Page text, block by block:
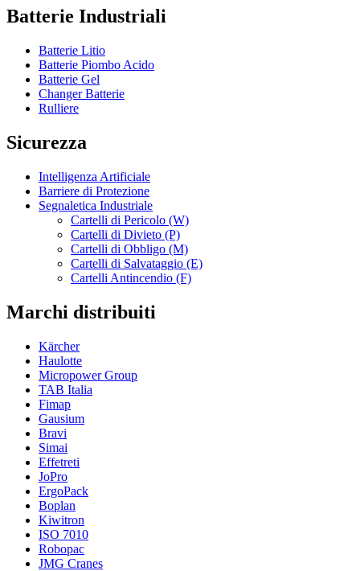
Batterie Industriali
Batterie Litio
Batterie Piombo Acido
Batterie Gel
Changer Batterie
Rulliere
Sicurezza
Intelligenza Artificiale
Barriere di Protezione
Segnaletica Industriale
Cartelli di Pericolo (W)
Cartelli di Divieto (P)
Cartelli di Obbligo (M)
Cartelli di Salvataggio (E)
Cartelli Antincendio (F)
Marchi distribuiti
Kärcher
Haulotte
Micropower Group
TAB Italia
Fimap
Gausium
Bravi
Simai
Effetreti
JoPro
ErgoPack
Boplan
Kiwitron
ISO 7010
Robopac
JMG Cranes